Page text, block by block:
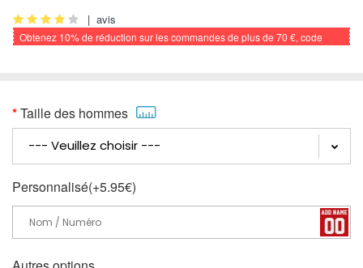
| avis
Obtenez 10%de réduction sur les commandes de plus de 70 €, code
Taille des hommes
Personnalisé(+5.95€)